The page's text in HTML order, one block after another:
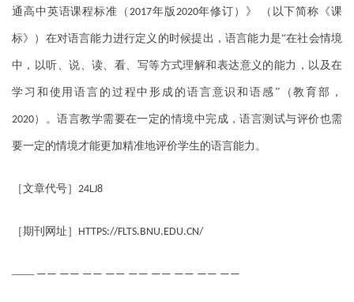
通高中英语课程标准（ 2017年版2020年修订）》 （以下简称《课
标》）在对语言能力进行定义的时候提出，语言能力是“在社会情境
中，以听、说、读、看、写等方式理解和表达意义的能力，以及在
学习和使用语言的过程中形成的语言意识和语感”（教育部，
2020）。语言教学需要在一定的情境中完成，语言测试与评价也需
要一定的情境才能更加精准地评价学生的语言能力。
［文章代号］ 24LJ8
［期刊网址］ HTTPS://FLTS.BNU.EDU.CN/
—— —— —— —— —— —— —— —— —— ——